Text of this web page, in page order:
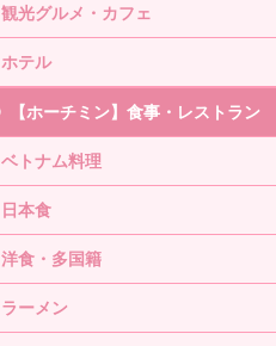
観光グルメ・カフェ
ホテル
【ホーチミン】食事・レストラン
ベトナム料理
日本食
洋食・多国籍
ラーメン